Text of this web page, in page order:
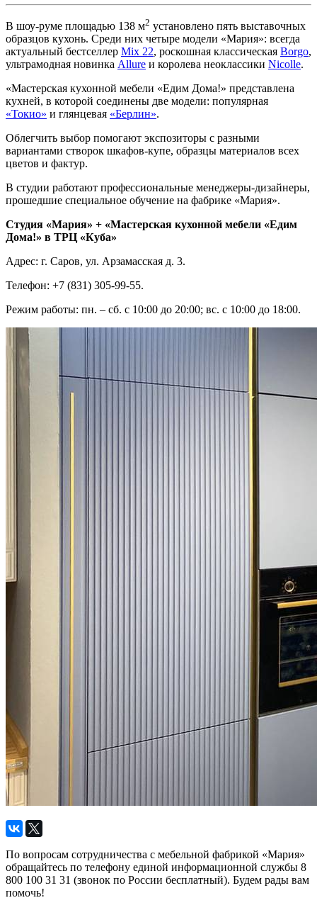
В шоу-руме площадью 138 м2 установлено пять выставочных
образцов кухонь. Среди них четыре модели «Мария»: всегда
актуальный бестселлер Mix 22, роскошная классическая Borgo,
ультрамодная новинка Allure и королева неоклассики Nicolle.
«Мастерская кухонной мебели «Едим Дома!» представлена
кухней, в которой соединены две модели: популярная
«Токио» и глянцевая «Берлин».
Облегчить выбор помогают экспозиторы с разными
вариантами створок шкафов-купе, образцы материалов всех
цветов и фактур.
В студии работают профессиональные менеджеры-дизайнеры,
прошедшие специальное обучение на фабрике «Мария».
Студия «Мария» + «Мастерская кухонной мебели «Едим
Дома!» в ТРЦ «Куба»
Адрес: г. Саров, ул. Арзамасская д. 3.
Телефон: +7 (831) 305-99-55.
Режим работы: пн. – сб. с 10:00 до 20:00; вс. с 10:00 до 18:00.
По вопросам сотрудничества с мебельной фабрикой «Мария»
обращайтесь по телефону единой информационной службы 8
800 100 31 31 (звонок по России бесплатный). Будем рады вам
помочь!